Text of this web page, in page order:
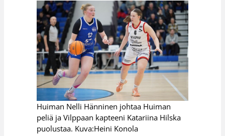
Huiman Nelli Hänninen johtaa Huiman
peliä ja Vilppaan kapteeni Katariina Hilska
puolustaa. Kuva:Heini Konola